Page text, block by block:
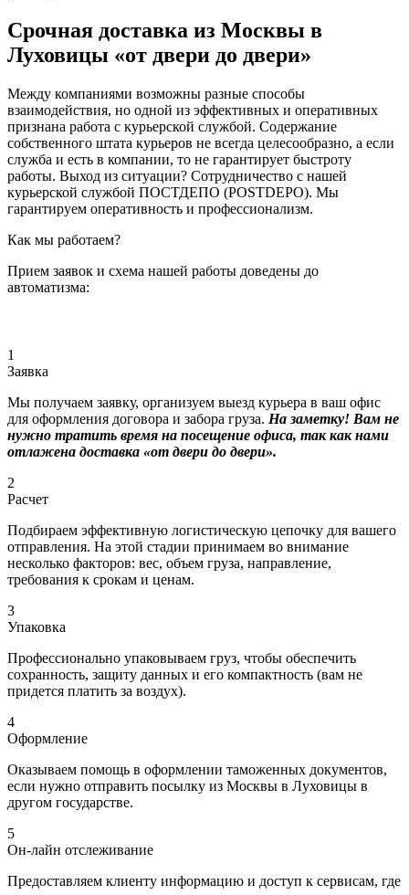
Срочная доставка из Москвы в
Луховицы «от двери до двери»
Между компаниями возможны разные способы
взаимодействия, но одной из эффективных и оперативных
признана работа с курьерской службой. Содержание
собственного штата курьеров не всегда целесообразно, а если
служба и есть в компании, то не гарантирует быстроту
работы. Выход из ситуации? Сотрудничество с нашей
курьерской службой ПОСТДЕПО (POSTDEPO). Мы
гарантируем оперативность и профессионализм.
Как мы работаем?
Прием заявок и схема нашей работы доведены до
автоматизма:
1
Заявка
Мы получаем заявку, организуем выезд курьера в ваш офис
для оформления договора и забора груза. На заметку! Вам не
нужно тратить время на посещение офиса, так как нами
отлажена доставка «от двери до двери».
2
Расчет
Подбираем эффективную логистическую цепочку для вашего
отправления. На этой стадии принимаем во внимание
несколько факторов: вес, объем груза, направление,
требования к срокам и ценам.
3
Упаковка
Профессионально упаковываем груз, чтобы обеспечить
сохранность, защиту данных и его компактность (вам не
придется платить за воздух).
4
Оформление
Оказываем помощь в оформлении таможенных документов,
если нужно отправить посылку из Москвы в Луховицы в
другом государстве.
5
Он-лайн отслеживание
Предоставляем клиенту информацию и доступ к сервисам, где